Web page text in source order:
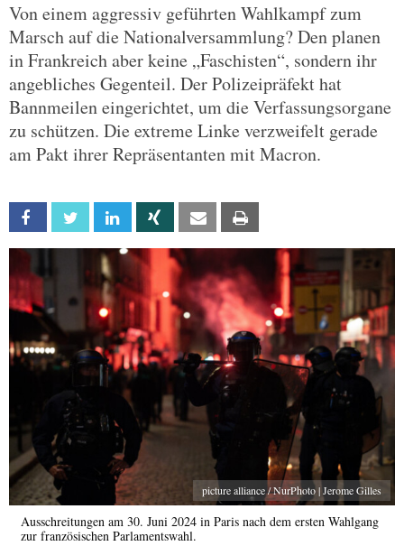
Von einem aggressiv geführten Wahlkampf zum
Marsch auf die Nationalversammlung? Den planen
in Frankreich aber keine „Faschisten“, sondern ihr
angebliches Gegenteil. Der Polizeipräfekt hat
Bannmeilen eingerichtet, um die Verfassungsorgane
zu schützen. Die extreme Linke verzweifelt gerade
am Pakt ihrer Repräsentanten mit Macron.
Facebook Twitter Linkedin Xing Email
picture alliance / NurPhoto | Jerome Gilles
Ausschreitungen am 30. Juni 2024 in Paris nach dem ersten Wahlgang
zur französischen Parlamentswahl.